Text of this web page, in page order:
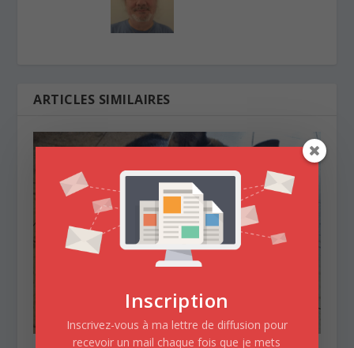
ARTICLES SIMILAIRES
Inscription
Inscrivez-vous à ma lettre de diffusion pour
recevoir un mail chaque fois que je mets